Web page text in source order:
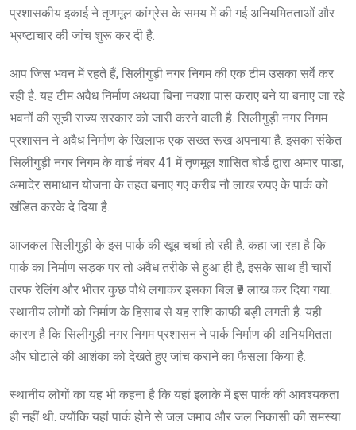
प्रशासकीय इकाई ने तृणमूल कांग्रेस के समय में की गई अनियमितताओं और
भ्रष्टाचार की जांच शुरू कर दी है.
आप जिस भवन में रहते हैं, सिलीगुड़ी नगर निगम की एक टीम उसका सर्वे कर
रही है. यह टीम अवैध निर्माण अथवा बिना नक्शा पास कराए बने या बनाए जा रहे
भवनों की सूची राज्य सरकार को जारी करने वाली है. सिलीगुड़ी नगर निगम
प्रशासन ने अवैध निर्माण के खिलाफ एक सख्त रूख अपनाया है. इसका संकेत
सिलीगुड़ी नगर निगम के वार्ड नंबर 41 में तृणमूल शासित बोर्ड द्वारा अमार पाडा,
अमादेर समाधान योजना के तहत बनाए गए करीब नौ लाख रुपए के पार्क को
खंडित करके दे दिया है.
आजकल सिलीगुड़ी के इस पार्क की खूब चर्चा हो रही है. कहा जा रहा है कि
पार्क का निर्माण सड़क पर तो अवैध तरीके से हुआ ही है, इसके साथ ही चारों
तरफ रेलिंग और भीतर कुछ पौधे लगाकर इसका बिल ₹9 लाख कर दिया गया.
स्थानीय लोगों को निर्माण के हिसाब से यह राशि काफी बड़ी लगती है. यही
कारण है कि सिलीगुड़ी नगर निगम प्रशासन ने पार्क निर्माण की अनियमितता
और घोटाले की आशंका को देखते हुए जांच कराने का फैसला किया है.
स्थानीय लोगों का यह भी कहना है कि यहां इलाके में इस पार्क की आवश्यकता
ही नहीं थी. क्योंकि यहां पार्क होने से जल जमाव और जल निकासी की समस्या